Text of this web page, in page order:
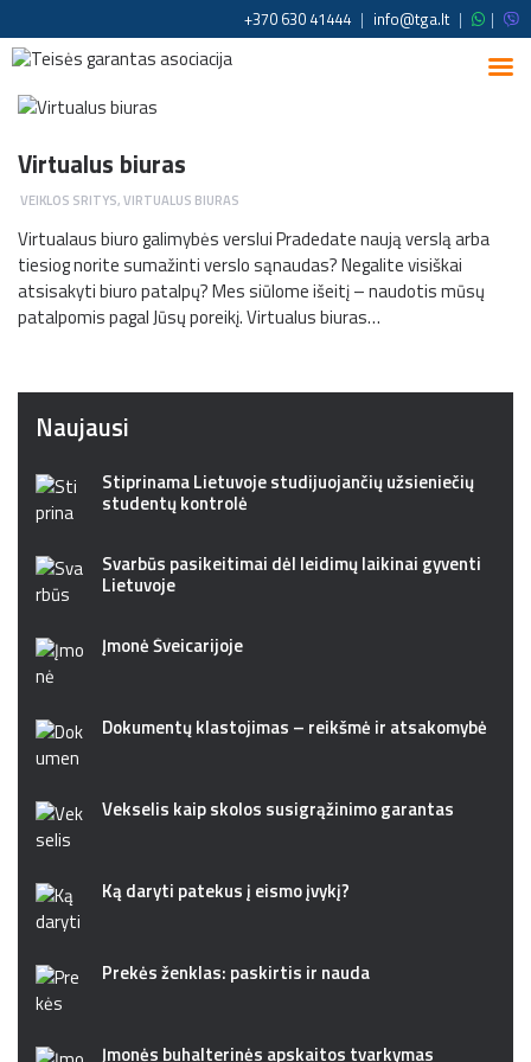
+370 630 41444 | info@tga.lt | |
Virtualus biuras
VEIKLOS SRITYS,VIRTUALUS BIURAS
Virtualaus biuro galimybės verslui Pradedate naują verslą arba
tiesiog norite sumažinti verslo sąnaudas? Negalite visiškai
atsisakyti biuro patalpų? Mes siūlome išeitį – naudotis mūsų
patalpomis pagal Jūsų poreikį. Virtualus biuras…
Naujausi
Stiprinama Lietuvoje studijuojančių užsieniečių
studentų kontrolė
Svarbūs pasikeitimai dėl leidimų laikinai gyventi
Lietuvoje
Įmonė Šveicarijoje
Dokumentų klastojimas – reikšmė ir atsakomybė
Vekselis kaip skolos susigrąžinimo garantas
Ką daryti patekus į eismo įvykį?
Prekės ženklas: paskirtis ir nauda
Įmonės buhalterinės apskaitos tvarkymas